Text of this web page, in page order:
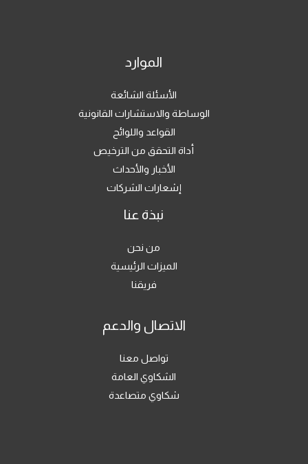
الموارد
الأسئلة الشائعة
الوساطة والاستشارات القانونية
القواعد واللوائح
أداة التحقق من الترخيص
الأخبار والأحداث
إشعارات الشركات
نبذة عنا
من نحن
الميزات الرئيسية
فريقنا
الاتصال والدعم
تواصل معنا
الشكاوي العامة
شكاوي متصاعدة